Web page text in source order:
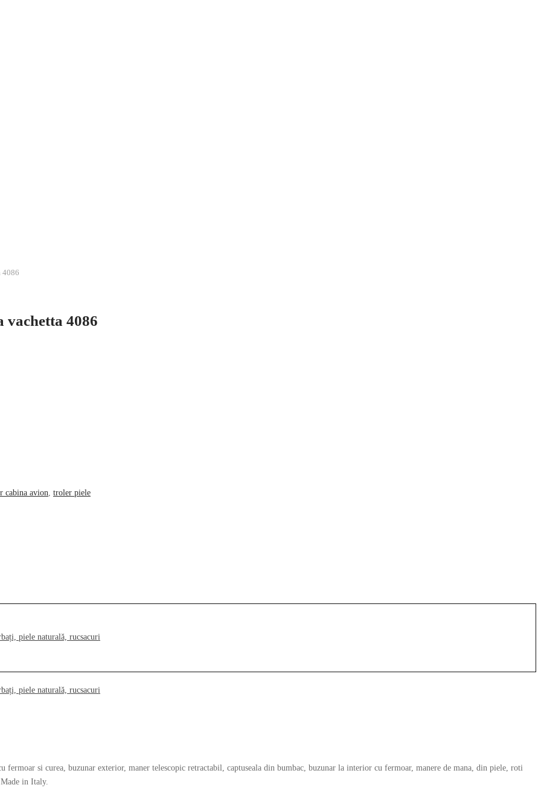
4086
vachetta 4086
cabina avion, troler piele
fermoar si curea, buzunar exterior, maner telescopic retractabil, captuseala din bumbac, buzunar la interior cu fermoar, manere de mana, din piele, roti
in Italy.